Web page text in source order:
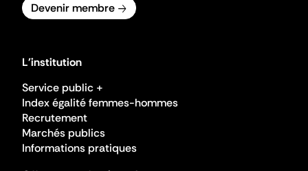
Devenir membre
L'institution
Service public +
Index égalité femmes-hommes
Recrutement
Marchés publics
Informations pratiques